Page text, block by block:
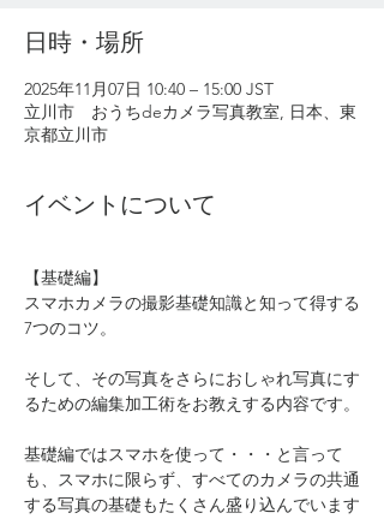
日時・場所
2025年11月07日 10:40 – 15:00 JST
立川市 おうちdeカメラ写真教室, 日本、東
京都立川市
イベントについて
【基礎編】
スマホカメラの撮影基礎知識と知って得する
7つのコツ。
そして、その写真をさらにおしゃれ写真にす
るための編集加工術をお教えする内容です。
基礎編ではスマホを使って・・・と言って
も、スマホに限らず、すべてのカメラの共通
する写真の基礎もたくさん盛り込んでいます